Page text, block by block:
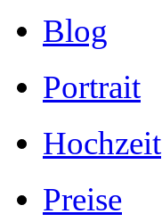
Blog
Portrait
Hochzeit
Preise